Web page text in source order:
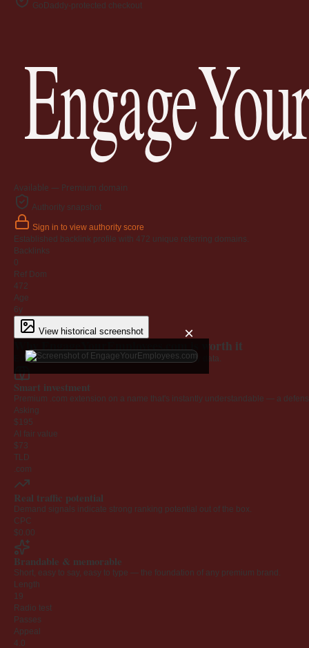
GoDaddy-protected checkout
Available — Premium domain
Authority snapshot
Sign in to view authority score
Established backlink profile with 472 unique referring domains.
Backlinks
0
Ref Dom
472
Age
6y
View historical screenshot ×
Why EngageYourEmployees.com is worth it
Every claim below is backed by verified third-party data.
Smart investment
Premium .com extension on a name that's instantly understandable — a
Asking
$195
AI fair value
$73
TLD
.com
Real traffic potential
Demand signals indicate strong ranking potential out of the box.
CPC
$0.00
Brandable & memorable
Short, easy to say, easy to type — the foundation of any premium brand.
Length
19
Radio test
Passes
Appeal
4.0